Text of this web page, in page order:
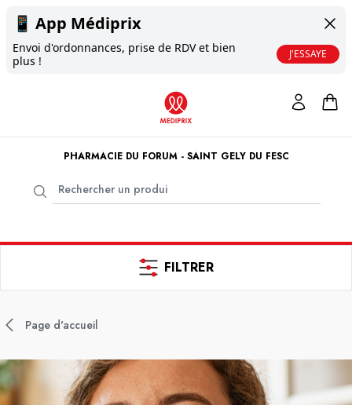
📱 App Médiprix
Envoi d'ordonnances, prise de RDV et bien
plus !
J'ESSAYE
PHARMACIE DU FORUM - SAINT GELY DU FESC
FILTRER
Page d'accueil